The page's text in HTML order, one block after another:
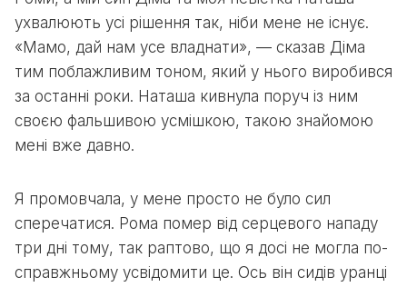
ухвалюють усі рішення так, ніби мене не існує.
«Мамо, дай нам усе владнати», — сказав Діма
тим поблажливим тоном, який у нього виробився
за останні роки. Наташа кивнула поруч із ним
своєю фальшивою усмішкою, такою знайомою
мені вже давно.
Я промовчала, у мене просто не було сил
сперечатися. Рома помер від серцевого нападу
три дні тому, так раптово, що я досі не могла по-
справжньому усвідомити це. Ось він сидів уранці